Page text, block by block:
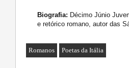
Biografia: Décimo Júnio
e retórico romano, autor das
Romanos Poetas da Itália